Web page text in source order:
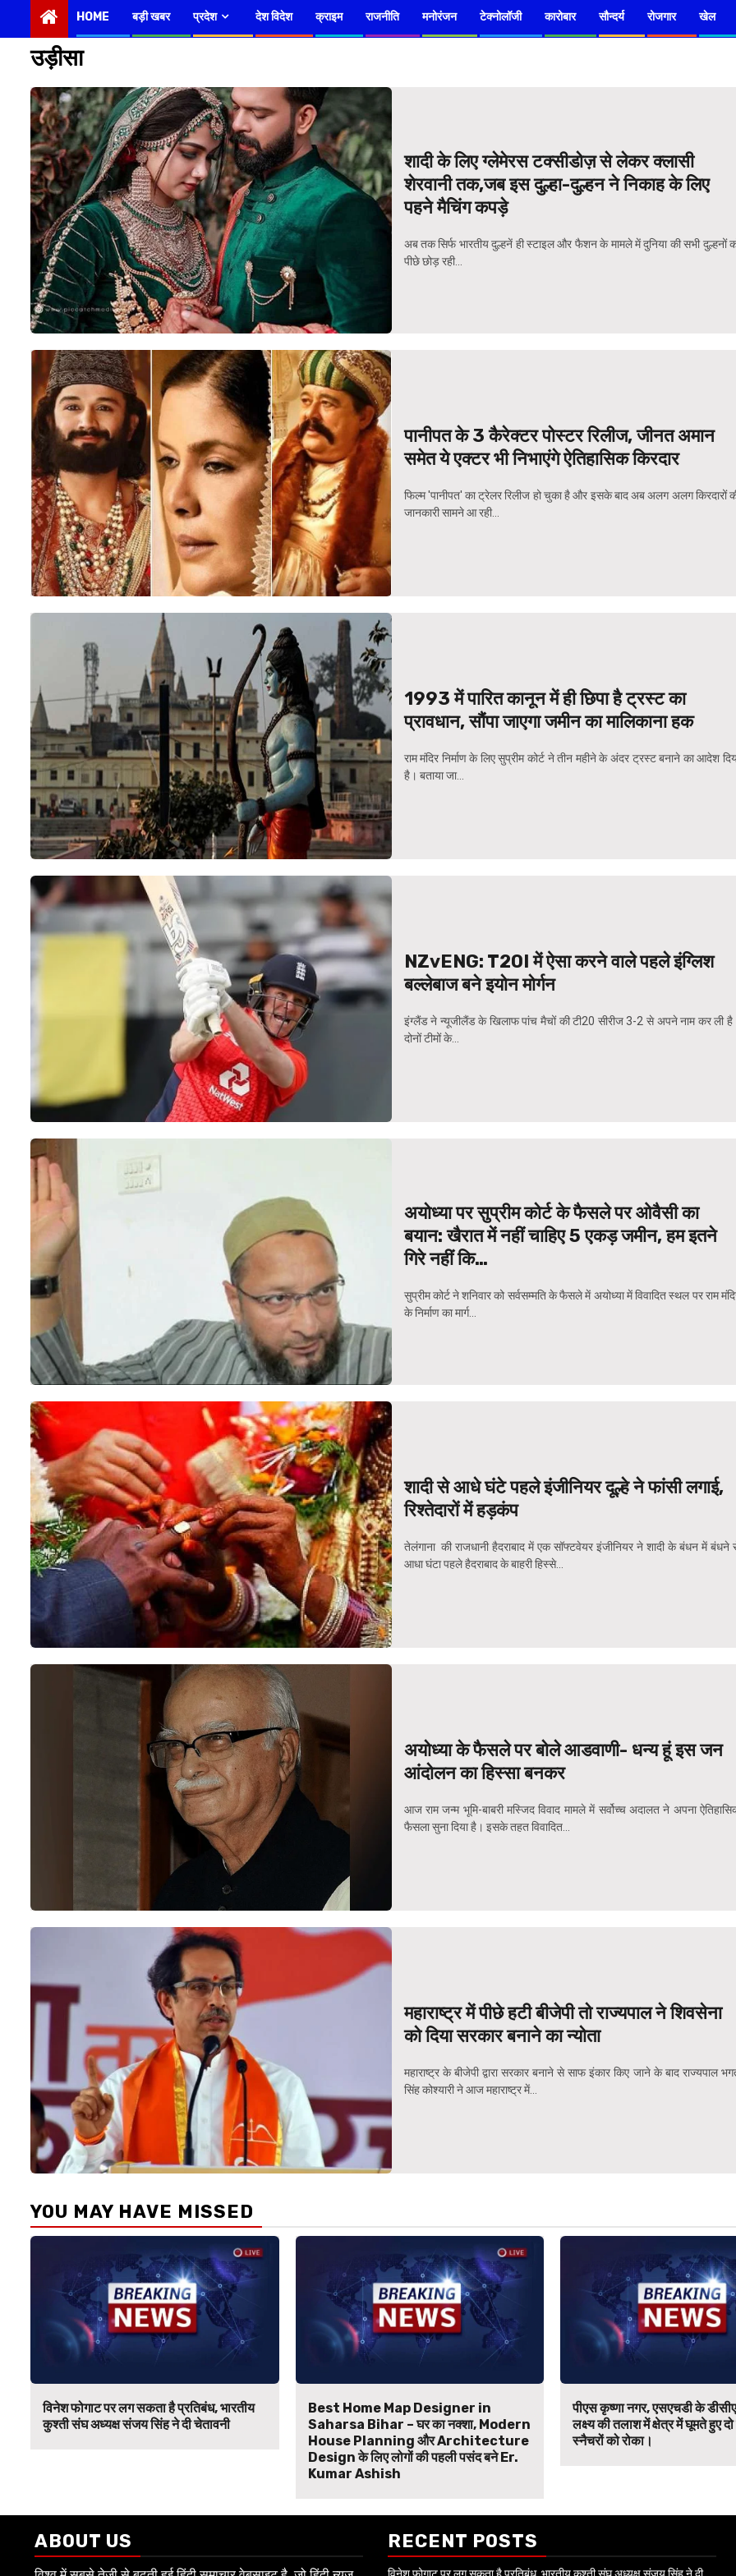
HOME बड़ी खबर प्रदेश देश विदेश क्राइम राजनीति मनोरंजन टेक्नोलॉजी कारोबार सौन्दर्य रोजगार खेल
उड़ीसा
शादी के लिए ग्लेमेरस टक्सीडोज़ से लेकर क्लासी
शेरवानी तक,जब इस दुल्हा-दुल्हन ने निकाह के लिए
पहने मैचिंग कपड़े
अब तक सिर्फ भारतीय दुल्हनें ही स्टाइल और फैशन के मामले में दुनिया की सभी दुल्हनों
पीछे छोड़ रही...
पानीपत के 3 कैरेक्टर पोस्टर रिलीज, जीनत अमान
समेत ये एक्टर भी निभाएंगे ऐतिहासिक किरदार
फिल्म 'पानीपत' का ट्रेलर रिलीज हो चुका है और इसके बाद अब अलग अलग किरदारों
जानकारी सामने आ रही...
1993 में पारित कानून में ही छिपा है ट्रस्ट का
प्रावधान, सौंपा जाएगा जमीन का मालिकाना हक
राम मंदिर निर्माण के लिए सुप्रीम कोर्ट ने तीन महीने के अंदर ट्रस्ट बनाने का आदेश
है। बताया जा...
NZvENG: T20I में ऐसा करने वाले पहले इंग्लिश
बल्लेबाज बने इयोन मोर्गन
इंग्लैंड ने न्यूजीलैंड के खिलाफ पांच मैचों की टी20 सीरीज 3-2 से अपने नाम कर ली
दोनों टीमों के...
अयोध्या पर सुप्रीम कोर्ट के फैसले पर ओवैसी का
बयान: खैरात में नहीं चाहिए 5 एकड़ जमीन, हम इतने
गिरे नहीं कि…
सुप्रीम कोर्ट ने शनिवार को सर्वसम्मति के फैसले में अयोध्या में विवादित स्थल पर राम
के निर्माण का मार्ग...
शादी से आधे घंटे पहले इंजीनियर दूल्हे ने फांसी लगाई,
रिश्तेदारों में हड़कंप
तेलंगाना की राजधानी हैदराबाद में एक सॉफ्टवेयर इंजीनियर ने शादी के बंधन में बंधने
आधा घंटा पहले हैदराबाद के बाहरी हिस्से...
अयोध्या के फैसले पर बोले आडवाणी- धन्य हूं इस जन
आंदोलन का हिस्सा बनकर
आज राम जन्म भूमि-बाबरी मस्जिद विवाद मामले में सर्वोच्च अदालत ने अपना
फैसला सुना दिया है। इसके तहत विवादित...
महाराष्ट्र में पीछे हटी बीजेपी तो राज्यपाल ने शिवसेना
को दिया सरकार बनाने का न्योता
महाराष्ट्र के बीजेपी द्वारा सरकार बनाने से साफ इंकार किए जाने के बाद राज्यपाल
सिंह कोश्यारी ने आज महाराष्ट्र में...
YOU MAY HAVE MISSED
विनेश फोगाट पर लग सकता है प्रतिबंध, भारतीय
कुश्ती संघ अध्यक्ष संजय सिंह ने दी चेतावनी
Best Home Map Designer in
Saharsa Bihar – घर का नक्शा, Modern
House Planning और Architecture
Design के लिए लोगों की पहली पसंद बने Er.
Kumar Ashish
पीएस कृष्णा नगर, एसएचडी के
लक्ष्य की तलाश में क्षेत्र में घूमते हुए
स्नैचरों को रोका।
ABOUT US RECENT POSTS
विनेश फोगाट पर लग सकता है प्रतिबंध, भारतीय कुश्ती संघ अध्यक्ष संजय सिंह ने दी